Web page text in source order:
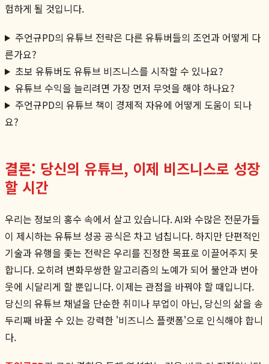
험하게 될 것입니다.
주언규PD의 유튜브 전략은 다른 유튜버들의 조언과 어떻게 다
른가요?
초보 유튜버도 유튜브 비즈니스를 시작할 수 있나요?
유튜브 수익을 늘리려면 가장 먼저 무엇을 해야 하나요?
주언규PD의 유튜브 책이 경제적 자유에 어떻게 도움이 되나
요?
결론: 당신의 유튜브, 이제 비즈니스로 성장
할 시간
우리는 정보의 홍수 속에서 살고 있습니다. AI와 수많은 전문가들
이 제시하는 유튜브 성공 공식은 차고 넘칩니다. 하지만 단편적인
기술과 유행을 좇는 전략은 우리를 진정한 목표로 이끌어주지 못
합니다. 오히려 변화무쌍한 알고리즘의 노예가 되어 불안과 번아
웃에 시달리게 할 뿐입니다. 이제는 관점을 바꿔야 할 때입니다.
당신의 유튜브 채널을 단순한 취미나 부업이 아닌, 당신의 삶을 송
두리째 바꿀 수 있는 강력한 '비즈니스 플랫폼'으로 인식해야 합니
다.